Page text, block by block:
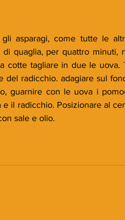
asparagi, come tutte le
di quaglia, per quattro minuti,
cotte tagliare in due le uova.
del radicchio. adagiare sul
guarnire con le uova i
e il radicchio. Posizionare al
sale e olio.